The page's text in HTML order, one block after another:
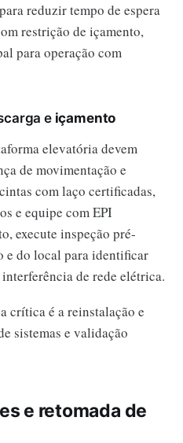
reduzir tempo de espera
restrição de içamento,
para operação com
e içamento
elevatória devem
de movimentação e
com laço certificadas,
e equipe com EPI
execute inspeção pré-
e do local para identificar
de rede elétrica.
crítica é a reinstalação e
sistemas e validação
e retomada de